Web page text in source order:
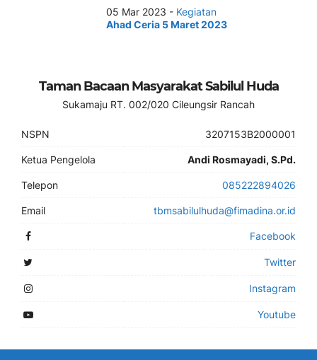
05 Mar 2023 - Kegiatan
Ahad Ceria 5 Maret 2023
Taman Bacaan Masyarakat Sabilul Huda
Sukamaju RT. 002/020 Cileungsir Rancah
NSPN 3207153B2000001
Ketua Pengelola Andi Rosmayadi, S.Pd.
Telepon 085222894026
Email tbmsabilulhuda@fimadina.or.id
Facebook
Twitter
Instagram
Youtube